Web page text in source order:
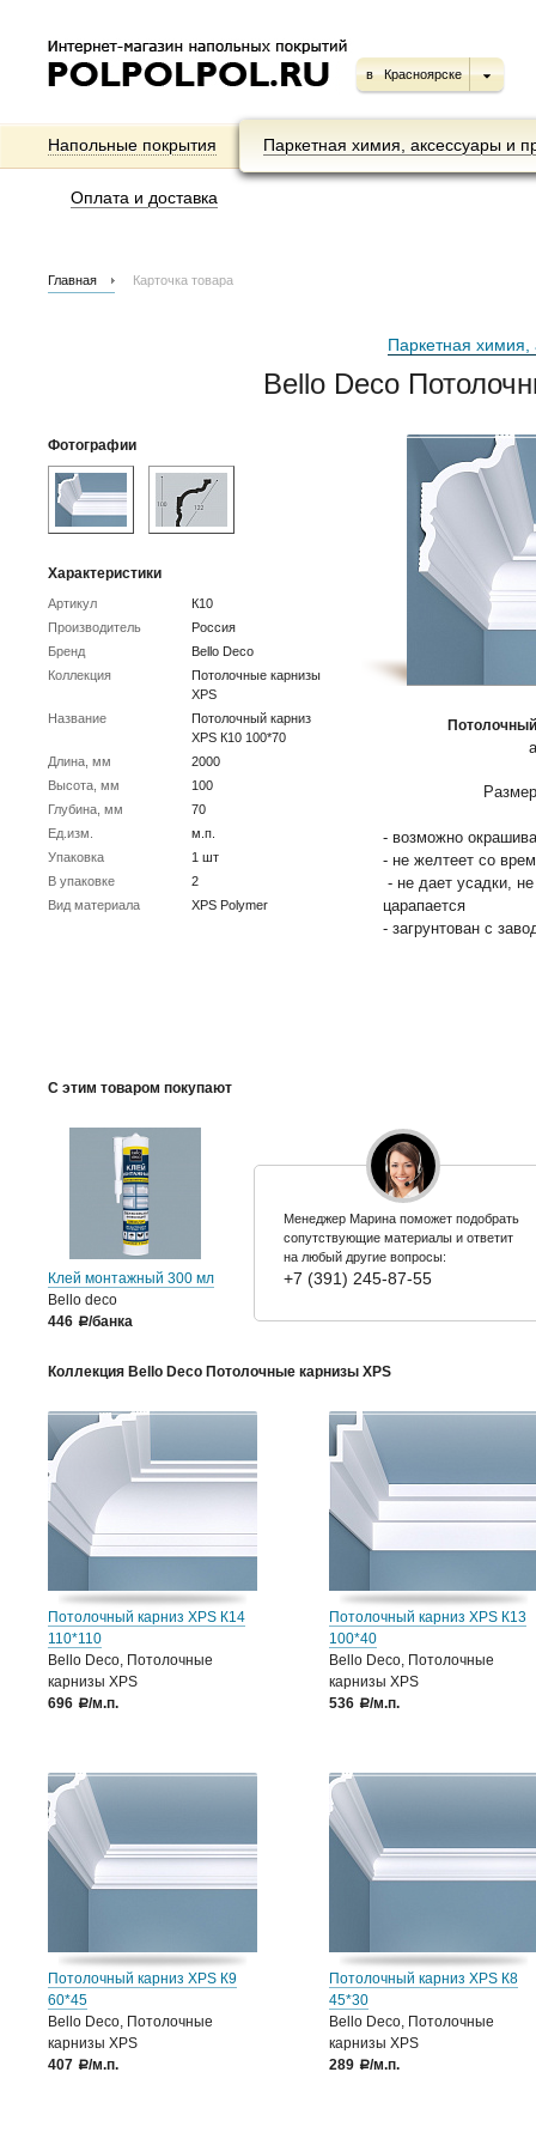
в Красноярске
Напольные покрытия Паркетная химия, аксессуары и
Оплата и доставка
Главная Карточка товара
Паркетная химия,
Bello Deco
Фотографии
Характеристики
Артикул
К10
Производитель
Россия
Бренд
Bello Deco
Коллекция
Потолочные карнизы
XPS
Название
Потолочный карниз
XPS К10 100*70
Длина, мм
2000
Высота, мм
100
Глубина, мм
70
Ед.изм.
м.п.
Упаковка
1 шт
В упаковке
2
Вид материала
XPS Polymer
- возможно
- не желтеет со
- не дает усадки,
царапается
- загрунтован с
С этим товаром покупают
Клей монтажный 300 мл
Bello deco
446
a/банка
Менеджер Марина поможет подобрать
сопутствующие материалы и ответит
на любый другие вопросы:
+7 (391) 245-87-55
Коллекция Bello Deco Потолочные карнизы XPS
Потолочный карниз XPS К14
110*110
Bello Deco, Потолочные
карнизы XPS
696
a/м.п.
Потолочный карниз XPS К13
100*40
Bello Deco, Потолочные
карнизы XPS
536
a/м.п.
Потолочный карниз XPS К9
60*45
Bello Deco, Потолочные
карнизы XPS
407
a/м.п.
Потолочный карниз XPS К8
45*30
Bello Deco, Потолочные
карнизы XPS
289
a/м.п.